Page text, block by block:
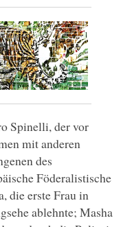
Spinelli, der vor
mit anderen
des
Föderalistische
die erste Frau in
ablehnte; Masha